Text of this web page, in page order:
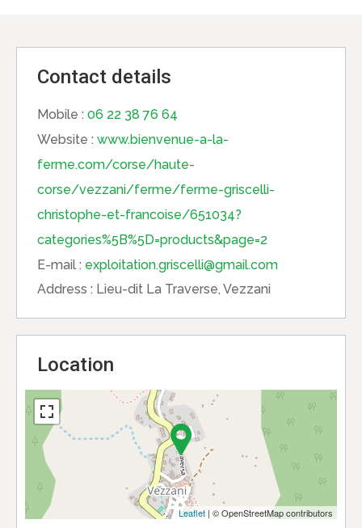
Contact details
Mobile : 06 22 38 76 64
Website : www.bienvenue-a-la-
ferme.com/corse/haute-
corse/vezzani/ferme/ferme-griscelli-
christophe-et-francoise/651034?
categories%5B%5D=products&page=2
E-mail : exploitation.griscelli@gmail.com
Address : Lieu-dit La Traverse, Vezzani
Location
Leaflet | © OpenStreetMap contributors